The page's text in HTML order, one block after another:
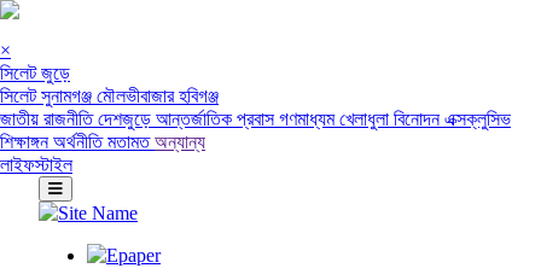
×
সিলেট জুড়ে
সিলেটসুনামগঞ্জ মৌলভীবাজারহবিগঞ্জ
জাতীয় রাজনীতিদেশজুড়ে আন্তর্জাতিক প্রবাসগণমাধ্যমখেলাধুলা বিনোদনএক্সক্লুসিভ
শিক্ষাঙ্গনঅর্থনীতিমতামতঅন্যান্য
লাইফস্টাইল